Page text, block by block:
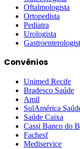
Oftalmologista
Ortopedista
Pediatra
Urologista
Convênios
Unimed Recife
Bradesco Saúde
Amil
SulAmérica
Saúde Caixa
Cassi Banco do
Fachesf
Mediservice